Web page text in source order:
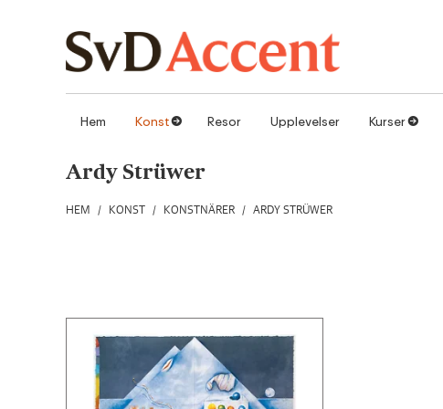
Hem Konst1 Resor Upplevelser Kurser1
Ardy Strüwer
HEM / KONST / KONSTNÄRER / ARDY STRÜWER